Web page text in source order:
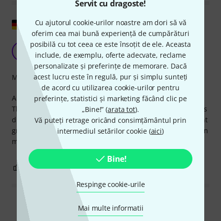
Servit cu dragoste!
Cu ajutorul cookie-urilor noastre am dori să vă
oferim cea mai bună experiență de cumpărături
posibilă cu tot ceea ce este însoțit de ele. Aceasta
include, de exemplu, oferte adecvate, reclame
personalizate și preferințe de memorare. Dacă
acest lucru este în regulă, pur și simplu sunteți
de acord cu utilizarea cookie-urilor pentru
preferințe, statistici și marketing făcând clic pe
„Bine!” (arata tot).
Vă puteți retrage oricând consimțământul prin
intermediul setărilor cookie (aici)
Bine!
Respinge cookie-urile
Mai multe informatii
Arată originalul
Cumpărat, dar niciodată folosit
JulianStr 13.02.2017
Am cumpărat piulițele M3 potrivite cu șuruburile M3 de la
Thon. Asamblarea panourilor rack-ului aproape că m-a scos
din minți. Piulițele și șuruburile sunt atât de mari încât sunt
greu de instalat! Recomand șaibele Neutrik MFD. Sunt puțin
mai scumpe, dar te scutesc de multe frustrări ;-)
Măiestrie
0
Citește toate recenziile